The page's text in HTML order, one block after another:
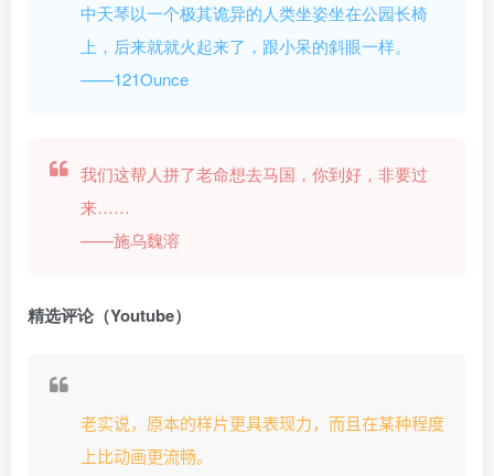
中天琴以一个极其诡异的人类坐姿坐在公园长椅
上，后来就就火起来了，跟小呆的斜眼一样。
——121Ounce
我们这帮人拼了老命想去马国，你到好，非要过
来……
——施乌魏溶
精选评论（Youtube）
老实说，原本的样片更具表现力，而且在某种程度
上比动画更流畅。